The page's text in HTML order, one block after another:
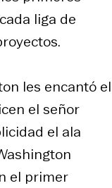
liga de
les encantó el
el señor
el ala
el primer